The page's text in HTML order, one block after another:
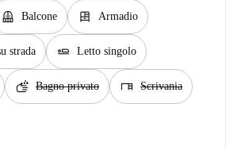
balcony Balcone dresser Armadio
strada airline_seat_flat Letto singolo
soap Bagno privato desk Scrivania